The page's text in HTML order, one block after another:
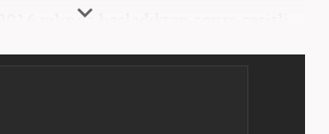
yılında başladıktan sonra çeşitli